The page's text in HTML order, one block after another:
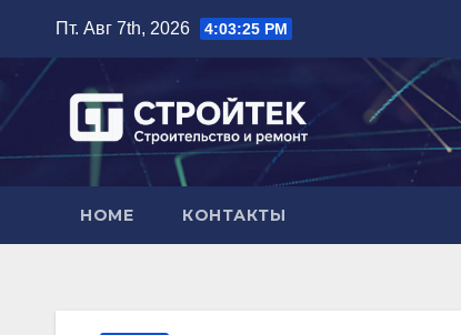
содержимому
Пт. Авг 7th, 2026 4:03:26 PM
HOME КОНТАКТЫ